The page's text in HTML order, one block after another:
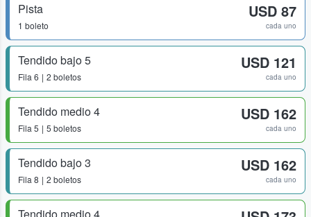
Pista
1 boleto
USD 87
cada uno
Tendido bajo 5
Fila 6 2 boletos
USD 121
cada uno
Tendido medio 4
Fila 5 5 boletos
USD 162
cada uno
Tendido bajo 3
Fila 8 2 boletos
USD 162
cada uno